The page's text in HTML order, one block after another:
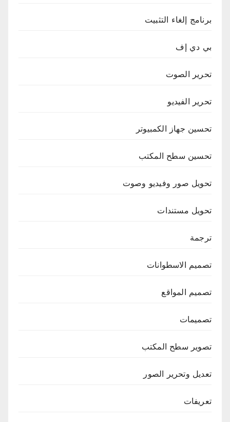
برنامج إلغاء التثبيت
بي دي إف
تحرير الصوت
تحرير الفيديو
تحسين جهاز الكمبيوتر
تحسين سطح المكتب
تحويل صور وفيديو وصوت
تحويل مستندات
ترجمة
تصميم الاسطوانات
تصميم المواقع
تصميمات
تصوير سطح المكتب
تعديل وتحرير الصور
تعريفات